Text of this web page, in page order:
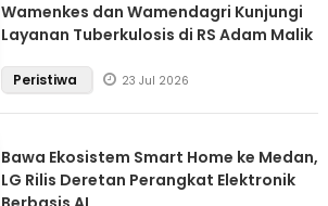
Wamenkes dan Wamendagri Kunjungi
Layanan Tuberkulosis di RS Adam Malik
Peristiwa 23 Jul 2026
Bawa Ekosistem Smart Home ke Medan,
LG Rilis Deretan Perangkat Elektronik